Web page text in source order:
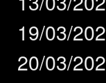
19/03/
20/03/